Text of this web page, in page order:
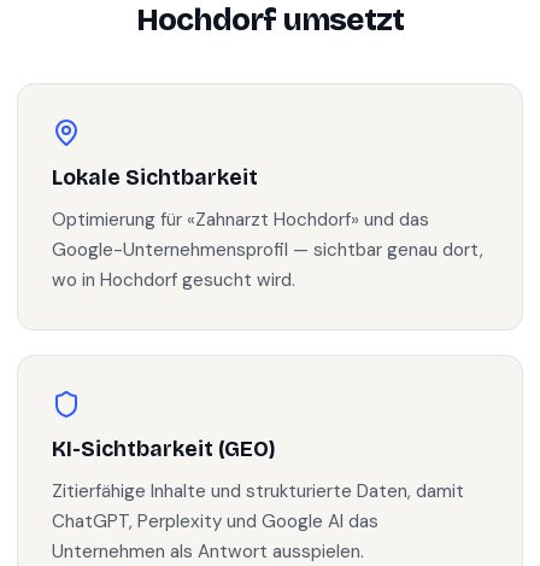
Hochdorf umsetzt
Lokale Sichtbarkeit
Optimierung für «Zahnarzt Hochdorf» und das
Google-Unternehmensprofil — sichtbar genau dort,
wo in Hochdorf gesucht wird.
KI-Sichtbarkeit (GEO)
Zitierfähige Inhalte und strukturierte Daten, damit
ChatGPT, Perplexity und Google AI das
Unternehmen als Antwort ausspielen.